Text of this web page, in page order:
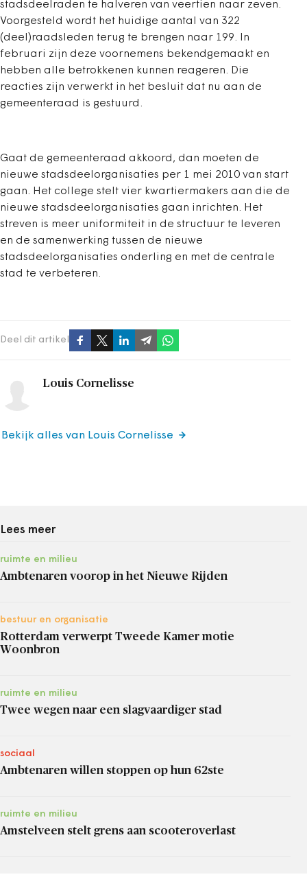
stadsdeelraden te halveren van veertien naar zeven.
Voorgesteld wordt het huidige aantal van 322
(deel)raadsleden terug te brengen naar 199. In
februari zijn deze voornemens bekendgemaakt en
hebben alle betrokkenen kunnen reageren. Die
reacties zijn verwerkt in het besluit dat nu aan de
gemeenteraad is gestuurd.
Gaat de gemeenteraad akkoord, dan moeten de
nieuwe stadsdeelorganisaties per 1 mei 2010 van start
gaan. Het college stelt vier kwartiermakers aan die de
nieuwe stadsdeelorganisaties gaan inrichten. Het
streven is meer uniformiteit in de structuur te leveren
en de samenwerking tussen de nieuwe
stadsdeelorganisaties onderling en met de centrale
stad te verbeteren.
Deel dit artikel
Louis Cornelisse
Bekijk alles van Louis Cornelisse
Lees meer
ruimte en milieu
Ambtenaren voorop in het Nieuwe Rijden
bestuur en organisatie
Rotterdam verwerpt Tweede Kamer motie
Woonbron
ruimte en milieu
Twee wegen naar een slagvaardiger stad
sociaal
Ambtenaren willen stoppen op hun 62ste
ruimte en milieu
Amstelveen stelt grens aan scooteroverlast